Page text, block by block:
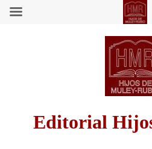
Editorial